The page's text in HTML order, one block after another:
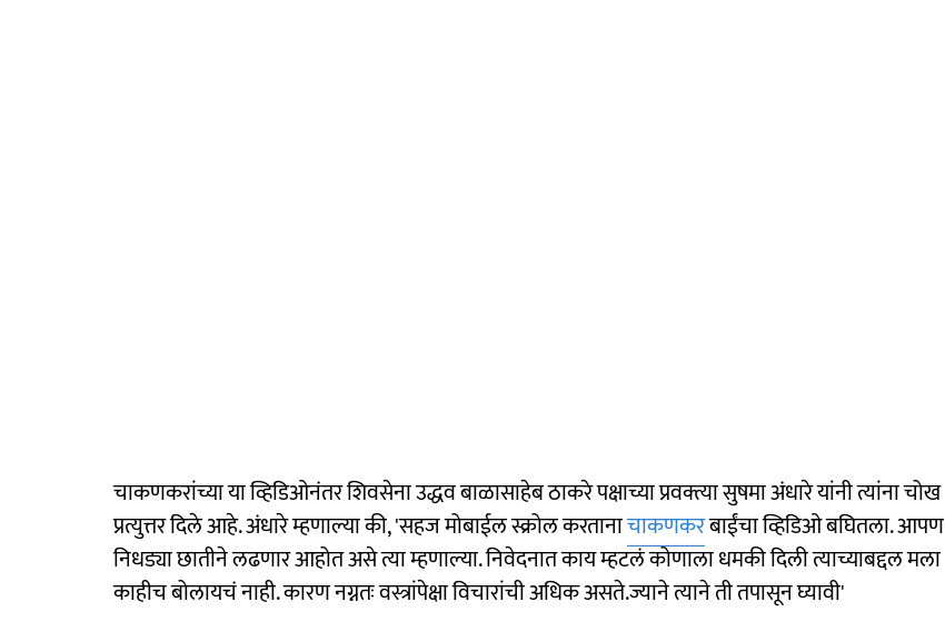
चाकणकरांच्या या व्हिडिओनंतर शिवसेना उद्धव बाळासाहेब ठाकरे पक्षाच्या प्रवक्त्या सुषमा अंधारे यांनी त्यांना चोख
प्रत्युत्तर दिले आहे. अंधारे म्हणाल्या की, 'सहज मोबाईल स्क्रोल करतानाचाकणकरबाईंचा व्हिडिओ बघितला. आपण
निधड्या छातीने लढणार आहोत असे त्या म्हणाल्या. निवेदनात काय म्हटलं कोणाला धमकी दिली त्याच्याबद्दल मला
काहीच बोलायचं नाही. कारण नग्नतः वस्त्रांपेक्षा विचारांची अधिक असते.ज्याने त्याने ती तपासून घ्यावी'